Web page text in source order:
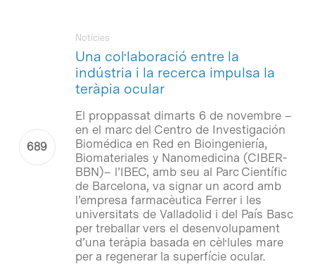
Una col·laboració entre la
indústria i la recerca impulsa la
teràpia ocular
Notícies
El proppassat dimarts 6 de novembre –
en el marc del Centro de Investigación
Biomédica en Red en Bioingeniería,
Biomateriales y Nanomedicina (CIBER-
BBN)– l’IBEC, amb seu al Parc Científic
de Barcelona, va signar un acord amb
l’empresa farmacèutica Ferrer i les
universitats de Valladolid i del País Basc
per treballar vers el desenvolupament
d’una teràpia basada en cèl·lules mare
per a regenerar la superfície ocular.